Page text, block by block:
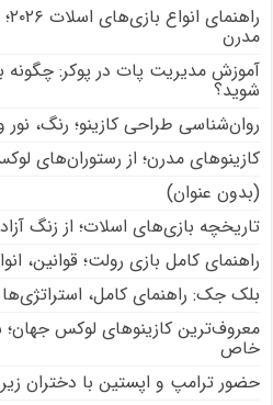
مدرن
آموزش مدیریت پات در پوکر: چگونه
شوید؟
روان‌شناسی طراحی کازینو؛ رنگ، نور و
کازینوهای مدرن؛ از رستوران‌های
(بدون عنوان)
تاریخچه بازی‌های اسلات؛ از زنگ
راهنمای کامل بازی رولت؛ قوانین،
بلک جک: راهنمای کامل، استراتژی‌ها
معروف‌ترین کازینوهای لوکس جهان؛
خاص
حضور ترامپ و اپستین با دختران زیر ۲۱ سال در کازینو